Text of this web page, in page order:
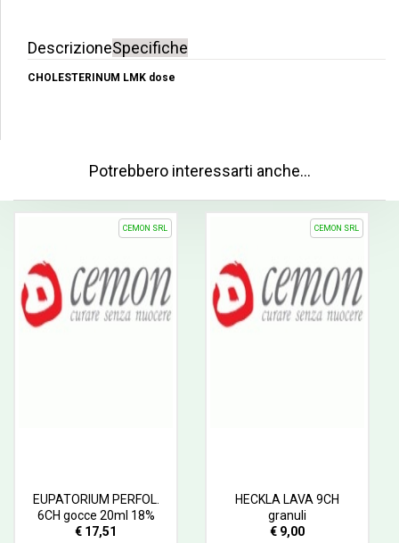
DescrizioneSpecifiche
CHOLESTERINUM LMK dose
Potrebbero interessarti anche…
CEMON SRL
EUPATORIUM PERFOL.
6CH gocce 20ml 18%
€ 17,51
CEMON SRL
HECKLA LAVA 9CH
granuli
€ 9,00